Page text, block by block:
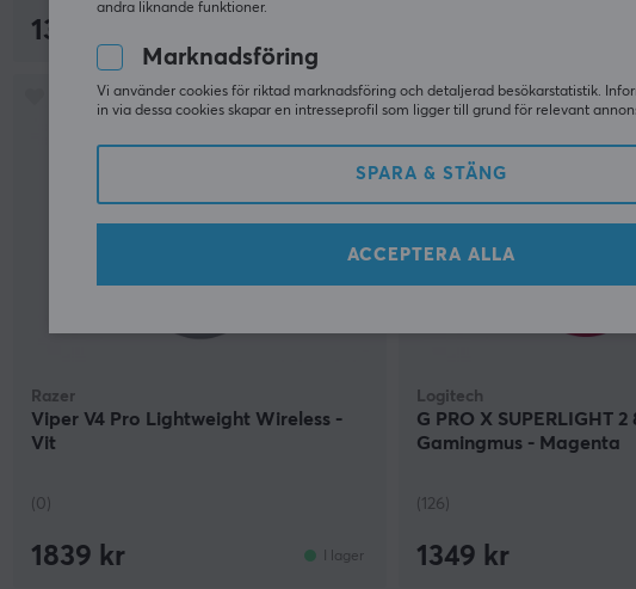
1349 kr
NYHET
Razer
Viper V4 Pro Lightweight Wireless -
Vit
(0)
1839 kr I lager
Logitech
G PRO X SUPERLIGHT
Gamingmus - Magenta
(126)
1349 kr
andra liknande funktioner.
Marknadsföring
Vi använder cookies för riktad marknadsföring och detaljerad besökarstatistik.
in via dessa cookies skapar en intresseprofil som ligger till grund för relevant
SPARA & STÄNG
ACCEPTERA ALLA